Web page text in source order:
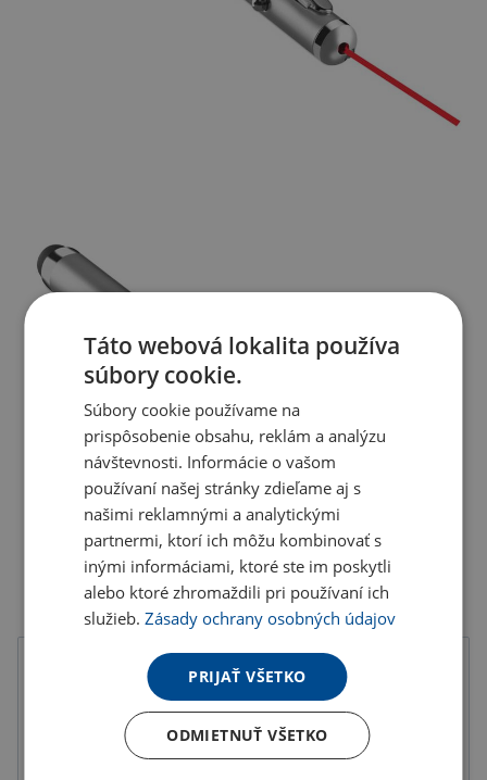
Táto webová lokalita používa
súbory cookie.
Súbory cookie používame na
prispôsobenie obsahu, reklám a analýzu
návštevnosti. Informácie o vašom
používaní našej stránky zdieľame aj s
našimi reklamnými a analytickými
partnermi, ktorí ich môžu kombinovať s
inými informáciami, ktoré ste im poskytli
alebo ktoré zhromaždili pri používaní ich
služieb.Zásady ochrany osobných údajov
PRIJAŤ VŠETKO
ODMIETNUŤ VŠETKO